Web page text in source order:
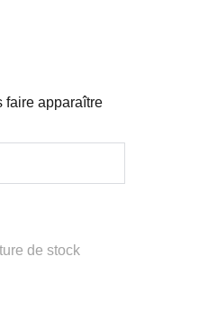
faire apparaître
de stock